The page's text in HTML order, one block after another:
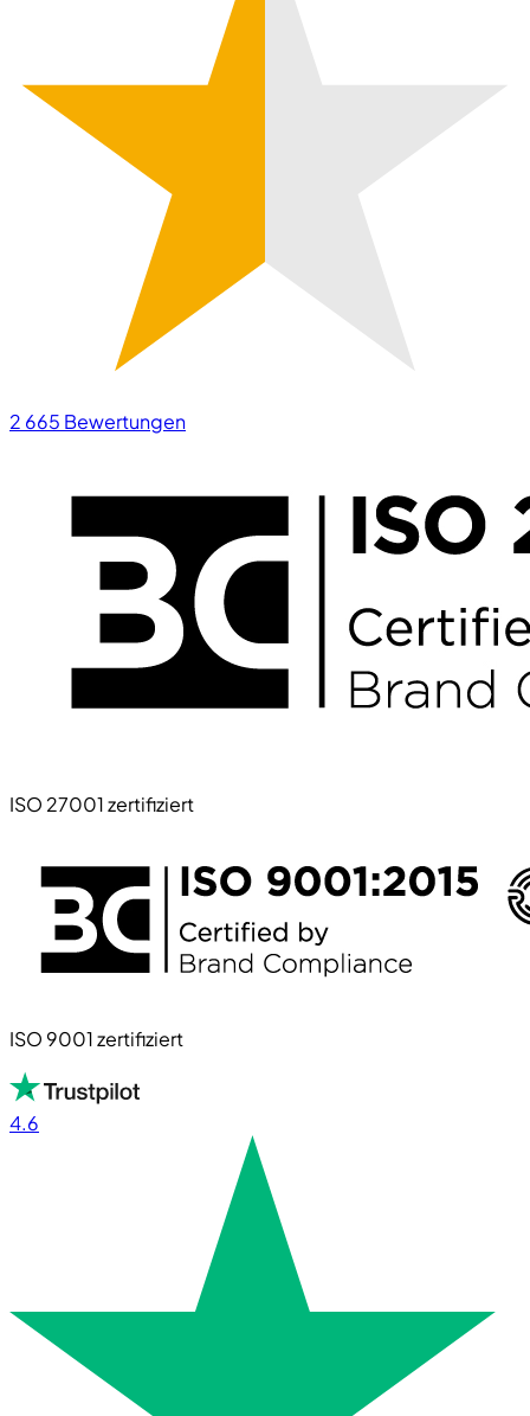
2 665 Bewertungen
ISO 27001 zertifiziert
ISO 9001 zertifiziert
4.6